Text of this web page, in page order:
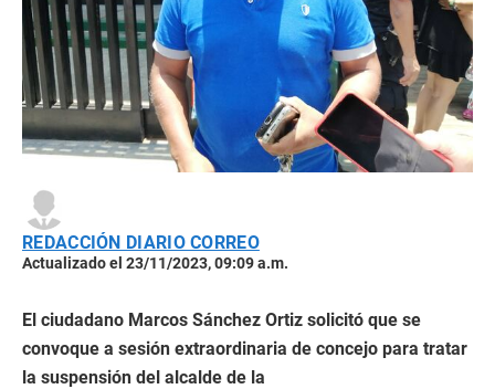
REDACCIÓN DIARIO CORREO
Actualizado el 23/11/2023, 09:09 a.m.
El ciudadano Marcos Sánchez Ortiz solicitó que se
convoque a sesión extraordinaria de concejo para tratar
la suspensión del alcalde de la